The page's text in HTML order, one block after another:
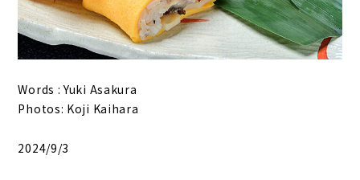
Words : Yuki Asakura
Photos: Koji Kaihara
2024/9/3